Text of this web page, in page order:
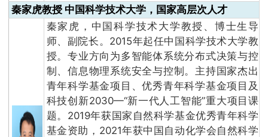
秦家虎教授 中国科学技术大学，国家高层次人才
秦家虎，中国科学技术大学教授、博士生导
师、副院长。2015年起任中国科学技术大学教
授。专业方向为多智能体系统分布式决策与控
制、信息物理系统安全与控制。主持国家杰出
青年科学基金项目、优秀青年科学基金项目及
科技创新2030—“新一代人工智能”重大项目课
题。2019年获国家自然科学基金优秀青年科学
基金资助，2021年获中国自动化学会自然科学